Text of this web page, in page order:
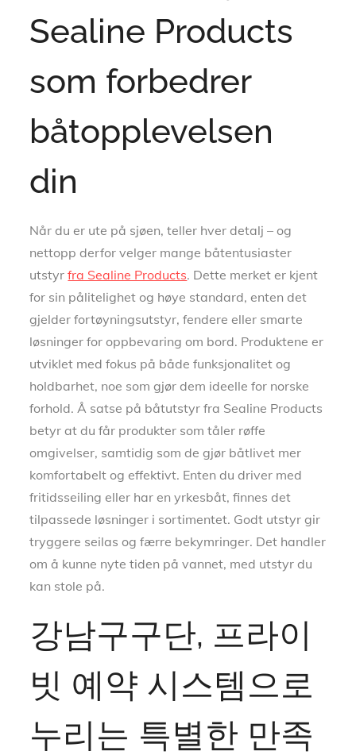
Sealine Products
som forbedrer
båtopplevelsen
din
Når du er ute på sjøen, teller hver detalj – og
nettopp derfor velger mange båtentusiaster
utstyrfra Sealine Products. Dette merket er kjent
for sin pålitelighet og høye standard, enten det
gjelder fortøyningsutstyr, fendere eller smarte
løsninger for oppbevaring om bord. Produktene er
utviklet med fokus på både funksjonalitet og
holdbarhet, noe som gjør dem ideelle for norske
forhold. Å satse på båtutstyr fra Sealine Products
betyr at du får produkter som tåler røffe
omgivelser, samtidig som de gjør båtlivet mer
komfortabelt og effektivt. Enten du driver med
fritidsseiling eller har en yrkesbåt, finnes det
tilpassede løsninger i sortimentet. Godt utstyr gir
tryggere seilas og færre bekymringer. Det handler
om å kunne nyte tiden på vannet, med utstyr du
kan stole på.
강남구구단, 프라이
빗 예약 시스템으로
누리는 특별한 만족